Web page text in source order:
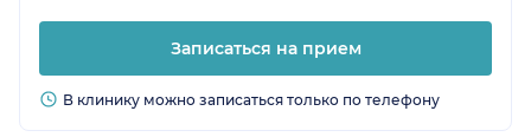
Записаться на прием
В клинику можно записаться только по телефону